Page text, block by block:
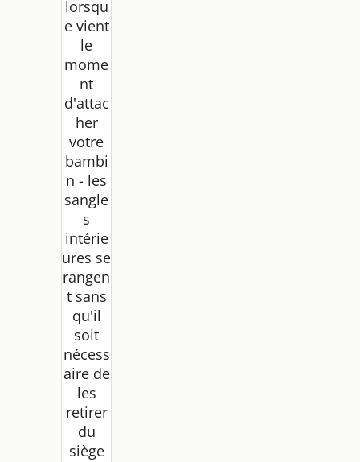
lorsqu
e vient
le
mome
nt
d'attac
her
votre
bambi
n - les
sangle
s
intérie
ures se
rangen
t sans
qu'il
soit
nécess
aire de
les
retirer
du
siège